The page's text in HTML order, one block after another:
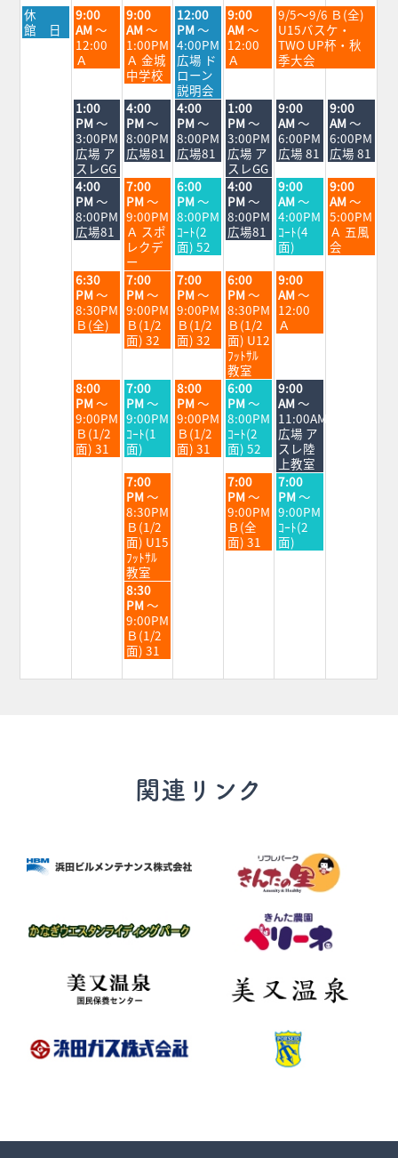
月
曜
日,
休
館 日
火
曜
日,
9
月
2026
9:00
AM～
12:00
Ａ
水
曜
日,
9
月
2nd
2026
9:00
AM～
1:00PM
Ａ 金城
中学校
木
曜
日,
9
月
3rd
2026
12:00
PM～
4:00PM
広場 ド
ローン
説明会
金
曜
日,
9
月
2026
9:00
AM～
12:00
Ａ
土
曜
日,
9
月
2026
9/5～9/6 Ｂ(全)
U15バスケ・
TWO UP杯・秋
季大会
火
曜
日,
9
月
1st
2026
1:00
PM～
3:00PM
広場 ア
スレGG
水
曜
日,
9
月
2nd
2026
4:00
PM～
8:00PM
広場81
木
曜
日,
9
月
3rd
2026
4:00
PM～
8:00PM
広場81
金
曜
日,
9
月
4th
2026
1:00
PM～
3:00PM
広場 ア
スレGG
土
曜
日,
9
月
5th
2026
9:00
AM～
6:00PM
広場 81
日
曜
日,
9
月
6th
2026
9:00
AM～
6:00PM
広場 81
火
曜
日,
9
月
2026
4:00
PM～
8:00PM
広場81
水
曜
日,
9
月
2nd
2026
7:00
PM～
9:00PM
Ａ スポ
レクデ
ー
木
曜
日,
9
月
3rd
2026
6:00
PM～
8:00PM
ｺｰﾄ(2
面) 52
金
曜
日,
9
月
2026
4:00
PM～
8:00PM
広場81
土
曜
日,
9
月
5th
2026
9:00
AM～
4:00PM
ｺｰﾄ(4
面)
日
曜
日,
9
月
6th
9:00
AM～
5:00PM
Ａ 五風
会
火
曜
日,
9
月
6:30
PM～
8:30PM
Ｂ(全)
水
曜
日,
9
月
2nd
7:00
PM～
9:00PM
Ｂ(1/2
面) 32
木
曜
日,
9
月
3rd
7:00
PM～
9:00PM
Ｂ(1/2
面) 32
金
曜
日,
9
月
4th
2026
6:00
PM～
8:30PM
Ｂ(1/2
面) U12
ﾌｯﾄｻﾙ
教室
土
曜
日,
9
月
9:00
AM～
12:00
Ａ
火
曜
日,
9
月
1st
8:00
PM～
9:00PM
Ｂ(1/2
面) 31
水
曜
日,
9
月
2nd
2026
7:00
PM～
9:00PM
ｺｰﾄ(1
面)
木
曜
日,
9
月
3rd
8:00
PM～
9:00PM
Ｂ(1/2
面) 31
金
曜
日,
9
月
4th
2026
6:00
PM～
8:00PM
ｺｰﾄ(2
面) 52
土
曜
日,
9
月
5th
2026
9:00
AM～
11:00AM
広場 ア
スレ陸
上教室
水
曜
日,
9
月
2nd
2026
7:00
PM～
8:30PM
Ｂ(1/2
面) U15
ﾌｯﾄｻﾙ
教室
金
曜
日,
9
月
4th
7:00
PM～
9:00PM
Ｂ(全
面) 31
土
曜
日,
9
月
5th
7:00
PM～
9:00PM
ｺｰﾄ(2
面)
水
曜
日,
9
月
2nd
2026
8:30
PM～
9:00PM
Ｂ(1/2
面) 31
関連リンク